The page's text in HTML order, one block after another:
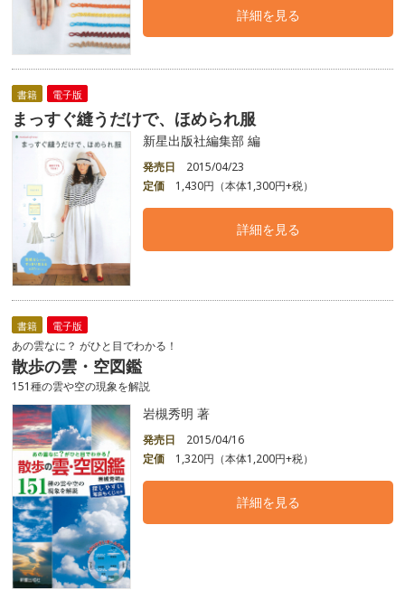
詳細を見る
書籍 電子版
まっすぐ縫うだけで、ほめられ服
新星出版社編集部 編
発売日
2015/04/23
定価
1,430円（本体1,300円+税）
詳細を見る
書籍 電子版
あの雲なに？ がひと目でわかる！
散歩の雲・空図鑑
151種の雲や空の現象を解説
岩槻秀明 著
発売日
2015/04/16
定価
1,320円（本体1,200円+税）
詳細を見る